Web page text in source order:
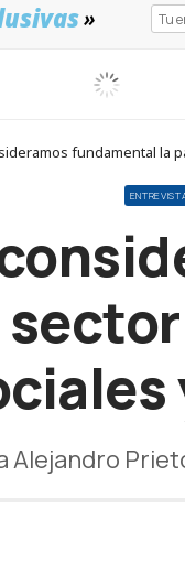
»
fundamental
Alejandro